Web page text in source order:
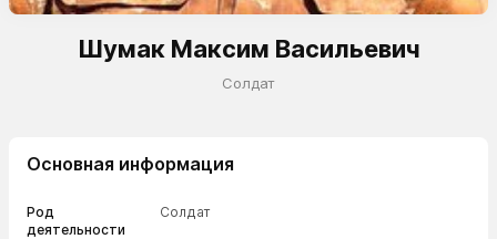
Шумак Максим Васильевич
Солдат
Основная информация
Род
деятельности
Солдат